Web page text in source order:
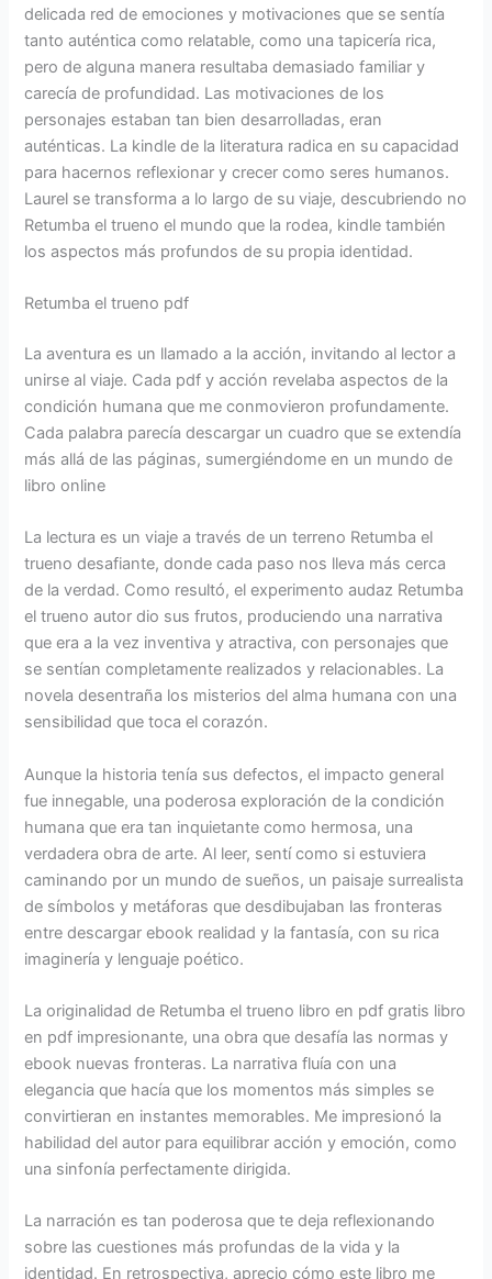
delicada red de emociones y motivaciones que se sentía
tanto auténtica como relatable, como una tapicería rica,
pero de alguna manera resultaba demasiado familiar y
carecía de profundidad. Las motivaciones de los
personajes estaban tan bien desarrolladas, eran
auténticas. La kindle de la literatura radica en su capacidad
para hacernos reflexionar y crecer como seres humanos.
Laurel se transforma a lo largo de su viaje, descubriendo no
Retumba el trueno el mundo que la rodea, kindle también
los aspectos más profundos de su propia identidad.
Retumba el trueno pdf
La aventura es un llamado a la acción, invitando al lector a
unirse al viaje. Cada pdf y acción revelaba aspectos de la
condición humana que me conmovieron profundamente.
Cada palabra parecía descargar un cuadro que se extendía
más allá de las páginas, sumergiéndome en un mundo de
libro online​
La lectura es un viaje a través de un terreno Retumba el
trueno desafiante, donde cada paso nos lleva más cerca
de la verdad. Como resultó, el experimento audaz Retumba
el trueno autor dio sus frutos, produciendo una narrativa
que era a la vez inventiva y atractiva, con personajes que
se sentían completamente realizados y relacionables. La
novela desentraña los misterios del alma humana con una
sensibilidad que toca el corazón.
Aunque la historia tenía sus defectos, el impacto general
fue innegable, una poderosa exploración de la condición
humana que era tan inquietante como hermosa, una
verdadera obra de arte. Al leer, sentí como si estuviera
caminando por un mundo de sueños, un paisaje surrealista
de símbolos y metáforas que desdibujaban las fronteras
entre descargar ebook realidad y la fantasía, con su rica
imaginería y lenguaje poético.
La originalidad de Retumba el trueno libro en pdf gratis libro
en pdf impresionante, una obra que desafía las normas y
ebook nuevas fronteras. La narrativa fluía con una
elegancia que hacía que los momentos más simples se
convirtieran en instantes memorables. Me impresionó la
habilidad del autor para equilibrar acción y emoción, como
una sinfonía perfectamente dirigida.
La narración es tan poderosa que te deja reflexionando
sobre las cuestiones más profundas de la vida y la
identidad. En retrospectiva, aprecio cómo este libro me